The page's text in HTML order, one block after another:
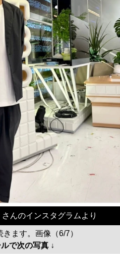
んのインスタグラムより
ます。画像（6/7）
で次の写真 ↓